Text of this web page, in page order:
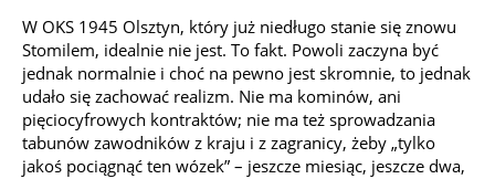
W OKS 1945 Olsztyn, który już niedługo stanie się znowu
Stomilem, idealnie nie jest. To fakt. Powoli zaczyna być
jednak normalnie i choć na pewno jest skromnie, to jednak
udało się zachować realizm. Nie ma kominów, ani
pięciocyfrowych kontraktów; nie ma też sprowadzania
tabunów zawodników z kraju i z zagranicy, żeby „tylko
jakoś pociągnąć ten wózek” – jeszcze miesiąc, jeszcze dwa,